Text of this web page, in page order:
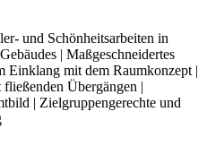
und Schönheitsarbeiten in
| Maßgeschneidertes
Einklang mit dem Raumkonzept |
Übergängen |
| Zielgruppengerechte und